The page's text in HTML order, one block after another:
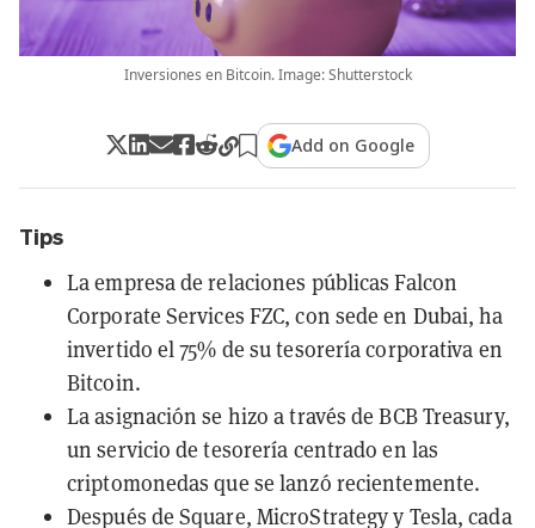
Inversiones en Bitcoin. Image: Shutterstock
Add on Google
Tips
La empresa de relaciones públicas Falcon
Corporate Services FZC, con sede en Dubai, ha
invertido el 75% de su tesorería corporativa en
Bitcoin.
La asignación se hizo a través de BCB Treasury,
un servicio de tesorería centrado en las
criptomonedas que se lanzó recientemente.
Después de Square, MicroStrategy y Tesla, cada